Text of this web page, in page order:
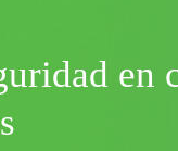
en